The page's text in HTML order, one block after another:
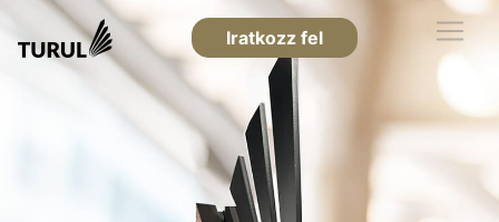
Iratkozz fel